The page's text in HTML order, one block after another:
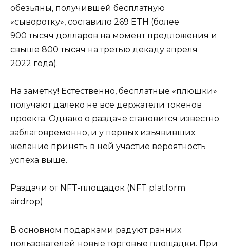
обезьяны, получившей бесплатную
«сыворотку», составило 269 ETH (более
900 тысяч долларов на момент предложения и
свыше 800 тысяч на третью декаду апреля
2022 года).
На заметку! Естественно, бесплатные «плюшки»
получают далеко не все держатели токенов
проекта. Однако о раздаче становится известно
заблаговременно, и у первых изъявивших
желание принять в ней участие вероятность
успеха выше.
Раздачи от NFT-площадок (NFT platform
airdrop)
В основном подарками радуют ранних
пользователей новые торговые площадки. При